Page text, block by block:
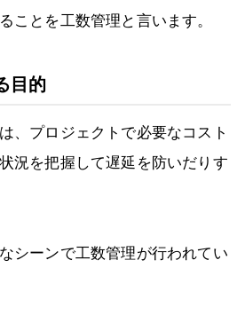
ことを工数管理と言います。
目的
、プロジェクトで必要なコスト
況を把握して遅延を防いだりす
シーンで工数管理が行われてい